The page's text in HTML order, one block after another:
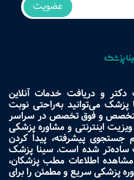
عضویت
و دریافت خدمات آنلاین
می‌توانید به‌راحتی نوبت
متخصص و فوق تخصص در سراسر
اینترنتی و مشاوره پزشکی
جستجوی پیشرفته، پیدا کردن
ساده‌تر شده است. سینا پزشک
مشاهده اطلاعات مطب پزشکان،
پزشکی سریع و مطمئن را برای